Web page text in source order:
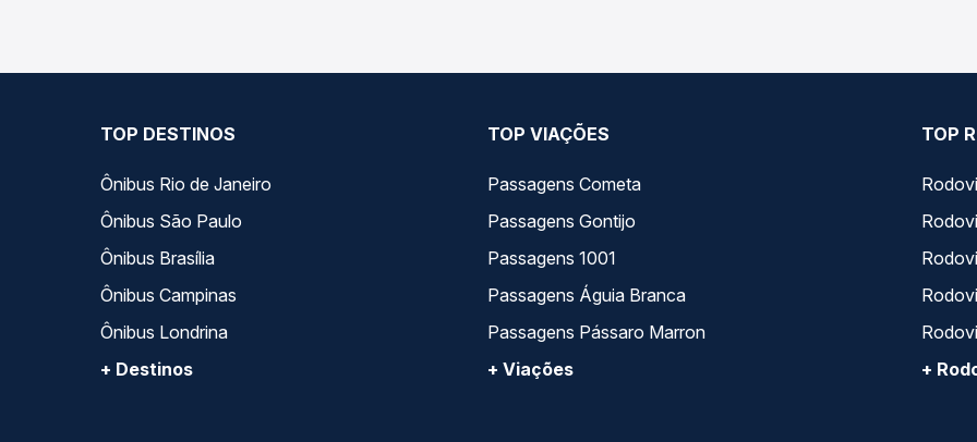
TOP DESTINOS
Ônibus Rio de Janeiro
Ônibus São Paulo
Ônibus Brasília
Ônibus Campinas
Ônibus Londrina
+ Destinos
TOP VIAÇÕES
Passagens Cometa
Passagens Gontijo
Passagens 1001
Passagens Águia Branca
Passagens Pássaro Marron
+ Viações
TOP
+